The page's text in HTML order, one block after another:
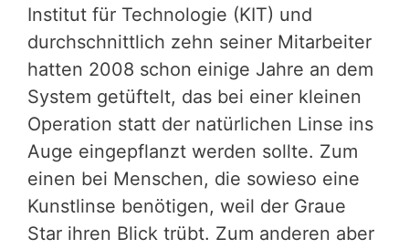
Institut für Technologie (KIT) und
durchschnittlich zehn seiner Mitarbeiter
hatten 2008 schon einige Jahre an dem
System getüftelt, das bei einer kleinen
Operation statt der natürlichen Linse ins
Auge eingepflanzt werden sollte. Zum
einen bei Menschen, die sowieso eine
Kunstlinse benötigen, weil der Graue
Star ihren Blick trübt. Zum anderen aber